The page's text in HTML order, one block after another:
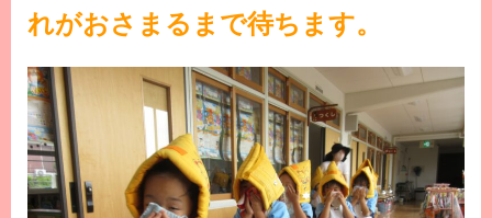
れがおさまるまで待ちます。